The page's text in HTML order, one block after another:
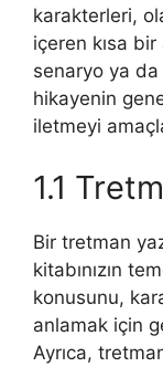
karakterleri,
içeren kısa
senaryo ya da
hikayenin
iletmeyi
1.1
Bir tretman
kitabınızın
konusunu,
anlamak için
Ayrıca,